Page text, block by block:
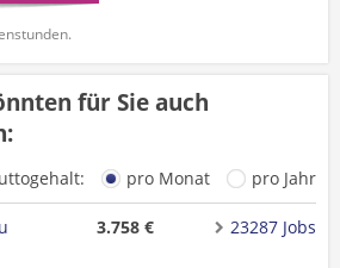
für Sie auch
pro Monat pro Jahr
3.758 € 23287 Jobs